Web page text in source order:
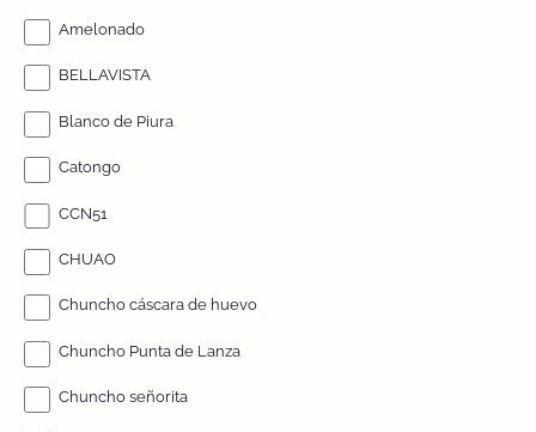
Amelonado
BELLAVISTA
Blanco de Piura
Catongo
CCN51
CHUAO
Chuncho cáscara de huevo
Chuncho Punta de Lanza
Chuncho señorita